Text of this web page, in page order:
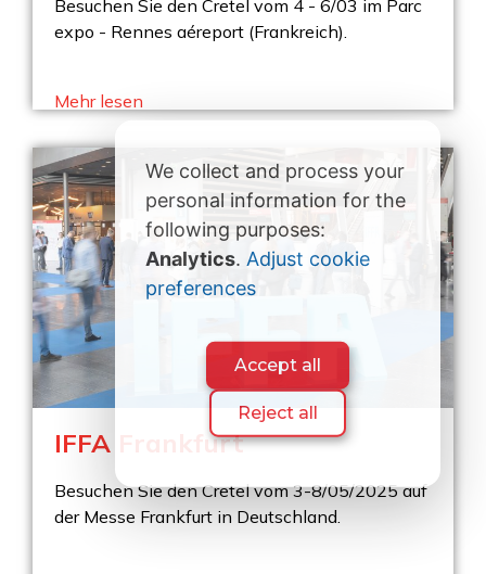
Besuchen Sie den Cretel vom 4 - 6/03 im Parc
expo - Rennes aéreport (Frankreich).
Mehr lesen
IFFA Frankfurt
Besuchen Sie den Cretel vom 3-8/05/2025 auf
der Messe Frankfurt in Deutschland.
We collect and process your
personal information for the
following purposes:
Analytics. Adjust cookie
preferences
Accept all
Reject all